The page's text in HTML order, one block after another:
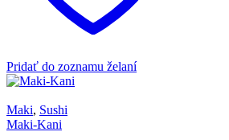
Pridať do zoznamu želaní
Maki, Sushi
Maki-Kani